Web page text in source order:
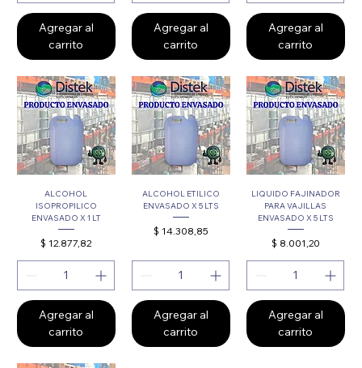
Agregar al
carrito
Agregar al
carrito
Agregar al
carrito
ALCOHOL
ISOPROPILICO
ENVASADO X 1 LT
Precio
$ 12.877,82
Agregar al
carrito
ALCOHOL ETILICO
ENVASADO X 5 LTS
Precio
$ 14.308,85
Agregar al
carrito
LIQUIDO FAJINADOR
PARA VAJILLAS
ENVASADO X 5 LTS
Precio
$ 8.001,20
Agregar al
carrito